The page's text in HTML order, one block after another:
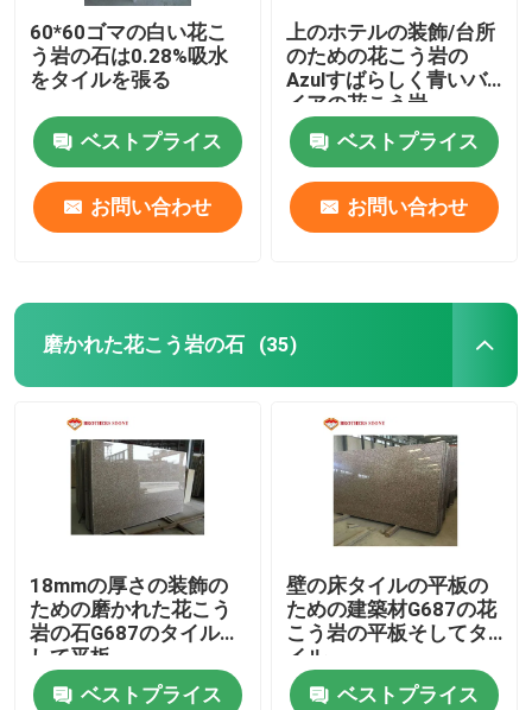
60*60ゴマの白い花こ
う岩の石は0.28%吸水
をタイルを張る
ベストプライス
お問い合わせ
上のホテルの装飾/台所
のための花こう岩の
Azulすばらしく青いバ
イアの花こう岩
ベストプライス
お問い合わせ
磨かれた花こう岩の石 (35)
18mmの厚さの装飾の
ための磨かれた花こう
岩の石G687のタイルそ
して平板
ベストプライス
壁の床タイルの平板の
ための建築材G687の花
こう岩の平板そしてタ
イル
ベストプライス